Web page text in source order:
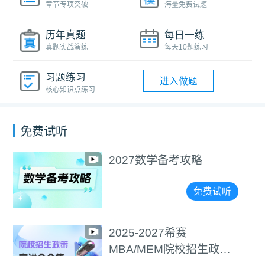
章节专项突破 海量免费试题
历年真题
真题实战演练
每日一练
每天10题练习
习题练习
核心知识点练习
进入做题
免费试听
2027数学备考攻略
免费试听
2025-2027希赛
MBA/MEM院校招生政策